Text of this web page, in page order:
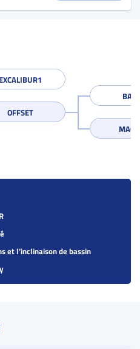
EXCALIBUR1
OFFSET
et l’inclinaison de bassin